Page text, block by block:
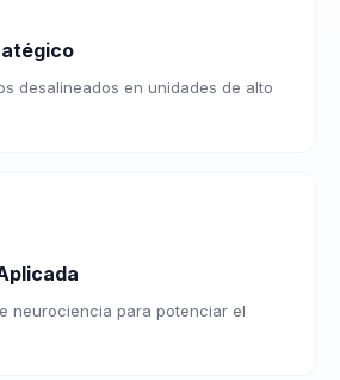
desalineados en unidades de alto
neurociencia para potenciar el